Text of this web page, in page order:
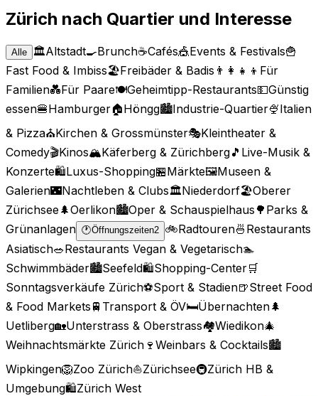
Zürich nach Quartier und Interesse
Alle 🏛️Altstadt🍳Brunch☕Cafés🎪Events & Festivals🍟
Fast Food & Imbiss🏖️Freibäder & Badis 👨‍👩‍👧‍👦 Für
Familien💑Für Paare🍽️Geheimtipp-Restaurants💵Günstig
essen🍔Hamburger🏠Höngg🏙️Industrie-Quartier🍨Italien
& Pizza⛪Kirchen & Grossmünster🎭Kleintheater &
Comedy🎬Kinos🏔️Käferberg & Zürichberg🎵 Live-Musik &
Konzerte🛍️Luxus-Shopping🏪Märkte🖼️Museen &
Galerien🌃Nachtleben & Clubs🏛️Niederdorf🏖️Oberer
Zürichsee🌲Oerlikon🏙️Oper & Schauspielhaus 🌳 Parks &
Grünanlagen 🕐Öffnungszeiten2 🚲Radtouren🍜 Restaurants
Asiatisch🥗Restaurants Vegan & Vegetarisch🏊
Schwimmbäder🏙️Seefeld🛍️Shopping-Center🛒
Sonntagsverkäufe Zürich⚽Sport & Stadien🍺Street Food
& Food Markets 🚆 Transport & ÖV🛏️Übernachten🌲
Uetliberg🏡Unterstrass & Oberstrass🏘️Wiedikon🎄
Weihnachtsmärkte Zürich 🍷 Weinbars & Cocktails🏙️
Wipkingen🦁Zoo Zürich⛵Zürichsee🚇Zürich HB &
Umgebung🛍️Zürich West